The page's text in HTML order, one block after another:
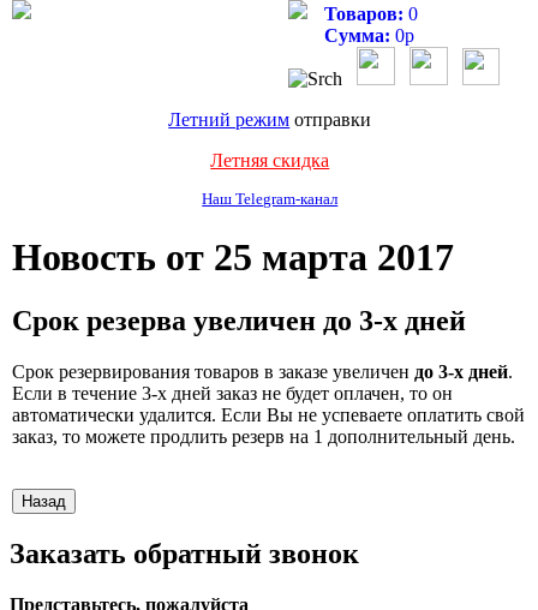
Товаров: 0
Сумма: 0р
Летний режим отправки
Летняя скидка
Наш Telegram-канал
Новость от 25 марта 2017
Срок резерва увеличен до 3-х дней
Срок резервирования товаров в заказе увеличен до 3-х дней.
Если в течение 3-х дней заказ не будет оплачен, то он
автоматически удалится. Если Вы не успеваете оплатить свой
заказ, то можете продлить резерв на 1 дополнительный день.
Заказать обратный звонок
Представьтесь, пожалуйста